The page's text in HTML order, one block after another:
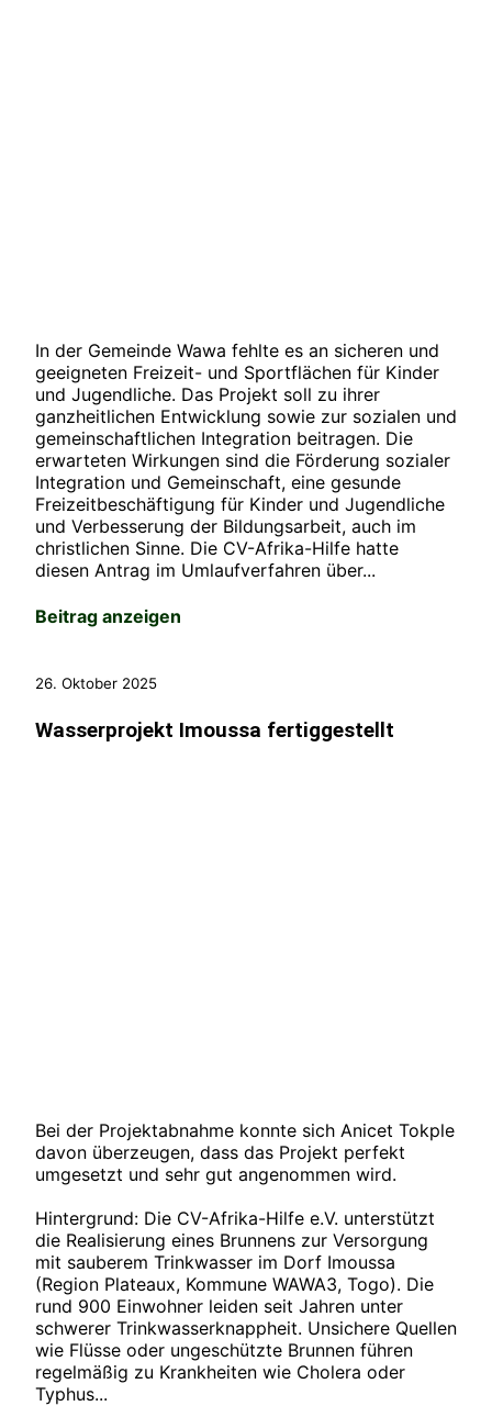
In der Gemeinde Wawa fehlte es an sicheren und
geeigneten Freizeit- und Sportflächen für Kinder
und Jugendliche. Das Projekt soll zu ihrer
ganzheitlichen Entwicklung sowie zur sozialen und
gemeinschaftlichen Integration beitragen. Die
erwarteten Wirkungen sind die Förderung sozialer
Integration und Gemeinschaft, eine gesunde
Freizeitbeschäftigung für Kinder und Jugendliche
und Verbesserung der Bildungsarbeit, auch im
christlichen Sinne. Die CV-Afrika-Hilfe hatte
diesen Antrag im Umlaufverfahren über...
Beitrag anzeigen
26. Oktober 2025
Wasserprojekt Imoussa fertiggestellt
Bei der Projektabnahme konnte sich Anicet Tokple
davon überzeugen, dass das Projekt perfekt
umgesetzt und sehr gut angenommen wird.
Hintergrund: Die CV-Afrika-Hilfe e.V. unterstützt
die Realisierung eines Brunnens zur Versorgung
mit sauberem Trinkwasser im Dorf Imoussa
(Region Plateaux, Kommune WAWA3, Togo). Die
rund 900 Einwohner leiden seit Jahren unter
schwerer Trinkwasserknappheit. Unsichere Quellen
wie Flüsse oder ungeschützte Brunnen führen
regelmäßig zu Krankheiten wie Cholera oder
Typhus...